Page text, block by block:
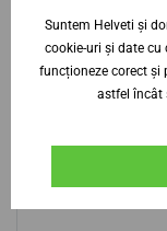
Aveți
specialist
Suntem Helveti și
cookie-uri și date cu
funcționeze corect și
astfel încât